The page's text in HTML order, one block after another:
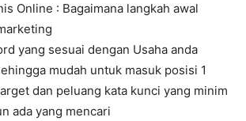
Online : Bagaimana langkah awal
yang sesuai dengan Usaha anda
mudah untuk masuk posisi 1
dan peluang kata kunci yang minim
ada yang mencari